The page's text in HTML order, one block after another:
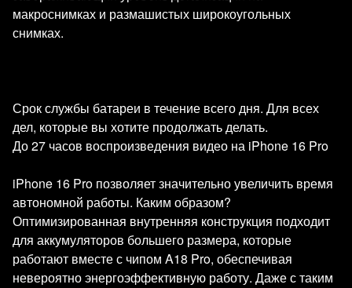
макроснимках и размашистых широкоугольных
снимках.
Срок службы батареи в течение всего дня. Для всех
дел, которые вы хотите продолжать делать.
До 27 часов воспроизведения видео на iPhone 16 Pro
iPhone 16 Pro позволяет значительно увеличить время
автономной работы. Каким образом?
Оптимизированная внутренняя конструкция подходит
для аккумуляторов большего размера, которые
работают вместе с чипом A18 Pro, обеспечивая
невероятно энергоэффективную работу. Даже с таким